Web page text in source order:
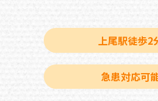
上尾駅徒歩2
急患対応可